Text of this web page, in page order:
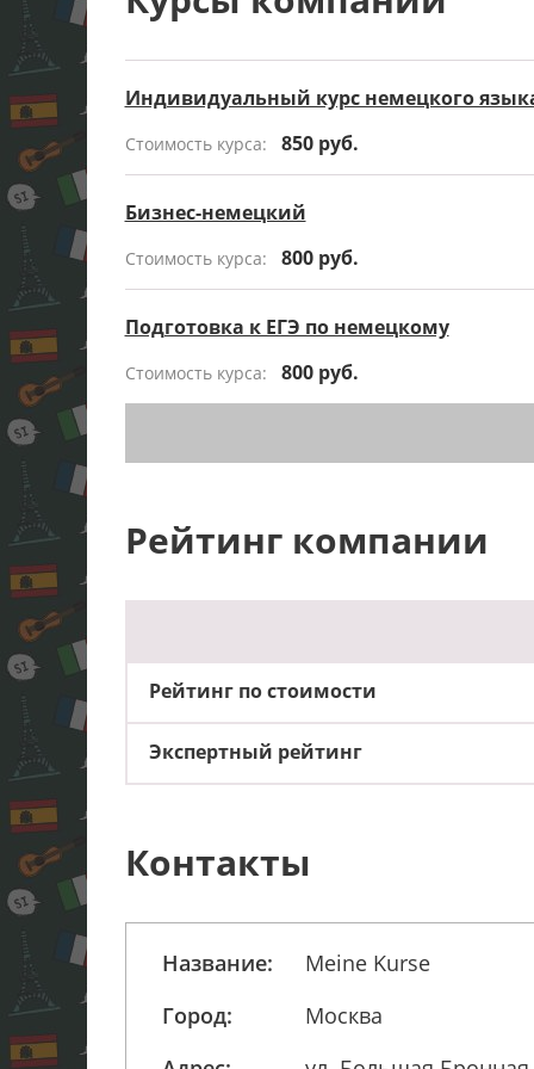
Индивидуальный курс немецкого
Стоимость курса: 850 руб.
Бизнес-немецкий
Стоимость курса: 800 руб.
Подготовка к ЕГЭ по немецкому
Стоимость курса: 800 руб.
Рейтинг компании
Рейтинг по стоимости
Экспертный рейтинг
Контакты
Название:
Meine Kurse
Город:
Москва